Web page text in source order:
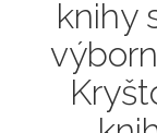
knihy